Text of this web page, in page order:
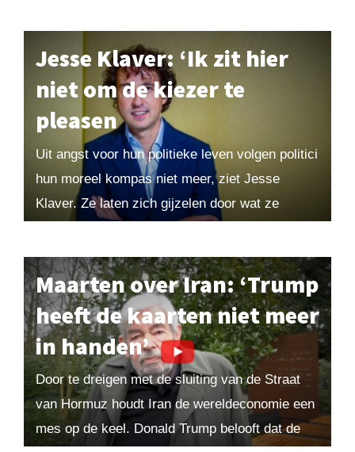
Jesse Klaver: ‘Ik zit hier
niet om de kiezer te
pleasen
Uit angst voor hun politieke leven volgen politici
hun moreel kompas niet meer, ziet Jesse
Klaver. Ze laten zich gijzelen door wat ze
Maarten over Iran: ‘Trump
heeft de kaarten niet meer
in handen’
Door te dreigen met de sluiting van de Straat
van Hormuz houdt Iran de wereldeconomie een
mes op de keel. Donald Trump belooft dat de